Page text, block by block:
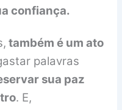
confiança.
também é um ato
palavras
sua paz
. E,